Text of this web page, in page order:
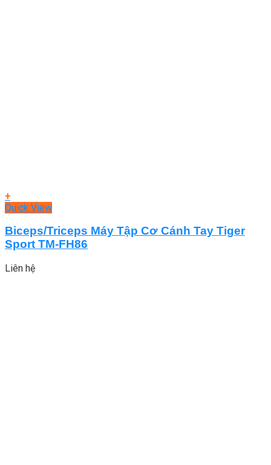
+
Quick View
Biceps/Triceps Máy Tập Cơ Cánh Tay Tiger
Sport TM-FH86
Liên hệ